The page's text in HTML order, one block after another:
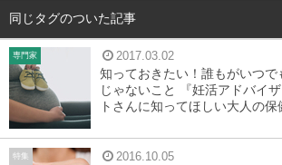
同じタグのついた記事
専門家 2017.03.02
知っておきたい！誰もがいつで
じゃないこと 『妊活アドバイ
トさんに知ってほしい大人の保
特集 2016.10.05